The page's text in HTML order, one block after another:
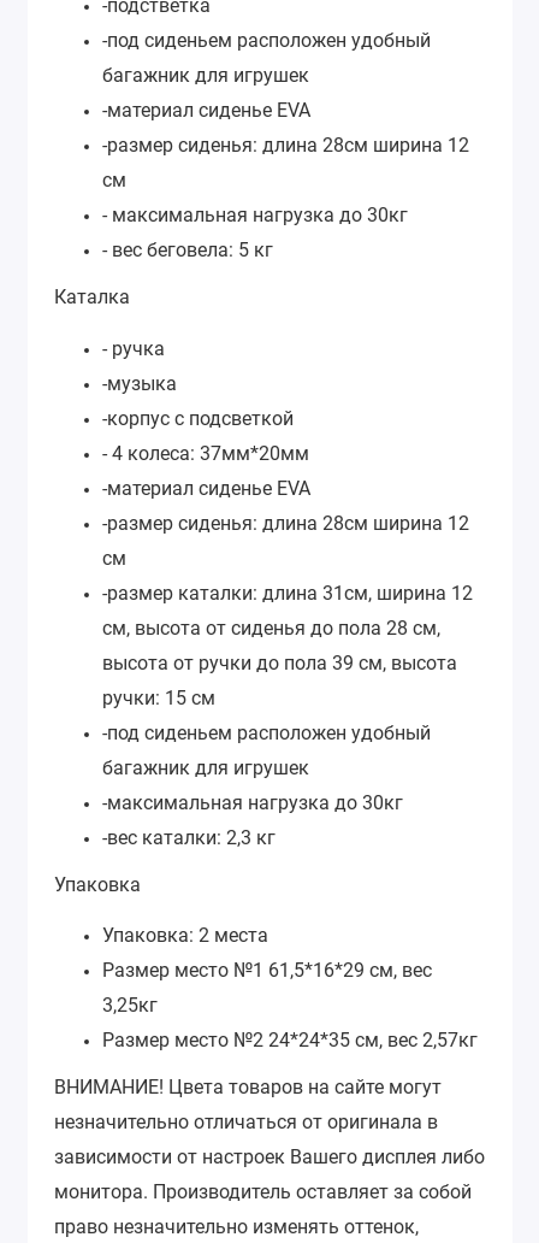
-подстветка
-под сиденьем расположен удобный
багажник для игрушек
-материал сиденье EVA
-размер сиденья: длина 28см ширина 12
см
- максимальная нагрузка до 30кг
- вес беговела: 5 кг
Каталка
- ручка
-музыка
-корпус с подсветкой
- 4 колеса: 37мм*20мм
-материал сиденье EVA
-размер сиденья: длина 28см ширина 12
см
-размер каталки: длина 31см, ширина 12
см, высота от сиденья до пола 28 см,
высота от ручки до пола 39 см, высота
ручки: 15 см
-под сиденьем расположен удобный
багажник для игрушек
-максимальная нагрузка до 30кг
-вес каталки: 2,3 кг
Упаковка
Упаковка: 2 места
Размер место №1 61,5*16*29 см, вес
3,25кг
Размер место №2 24*24*35 см, вес 2,57кг
ВНИМАНИЕ! Цвета товаров на сайте могут
незначительно отличаться от оригинала в
зависимости от настроек Вашего дисплея либо
монитора. Производитель оставляет за собой
право незначительно изменять оттенок,